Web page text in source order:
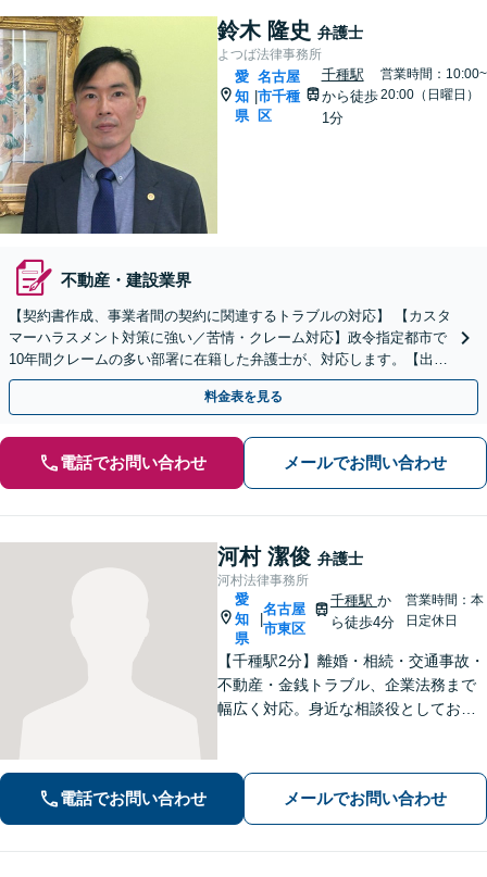
鈴木 隆史 弁護士
よつば法律事務所
愛
知
県
|
名古屋
市千種
区
千種駅
から徒歩
1分
営業時間：10:00~
20:00（日曜日）
不動産・建設業界
【契約書作成、事業者間の契約に関連するトラブルの対応】 【カスタ
マーハラスメント対策に強い／苦情・クレーム対応】政令指定都市で
10年間クレームの多い部署に在籍した弁護士が、対応します。【出張
相談・WEB面談対応】【休日・夜間相談可】
料金表を見る
電話でお問い合わせ メールでお問い合わせ
河村 潔俊 弁護士
河村法律事務所
愛
知
県
名古屋
市東区
千種駅 か
ら徒歩4分
営業時間：本
日定休日
【千種駅2分】離婚・相続・交通事故・
不動産・金銭トラブル、企業法務まで
幅広く対応。身近な相談役としてお悩
め、まずは気軽にご相談ください。
【土日祝対応可、夜間対応可】【オン
ライン対応可】
電話でお問い合わせ メールでお問い合わせ